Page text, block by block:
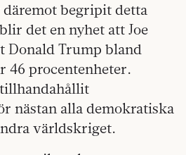
begripit detta
det en nyhet att Joe
Donald Trump bland
46 procentenheter.
nästan alla demokratiska
världskriget.